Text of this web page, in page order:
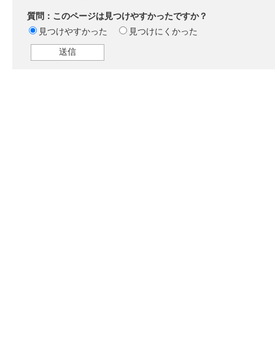
質問：このページは見つけやすかったですか？
見つけやすかった
見つけにくかった